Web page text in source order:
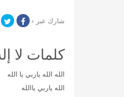
شارك عبر ›
كلمات لا
الله الله ياربي يا الله
الله ياربي ياالله